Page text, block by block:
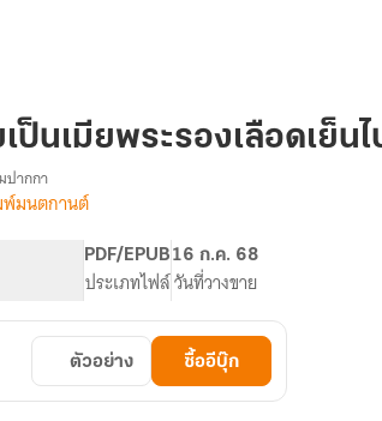
นเมียพระรองเลือดเย็น
ปากกา
มนตกานต์
PDF/EPUB
ประเภทไฟล์
16 ก.ค. 68
วันที่วางขาย
ตัวอย่าง ซื้ออีบุ๊ก